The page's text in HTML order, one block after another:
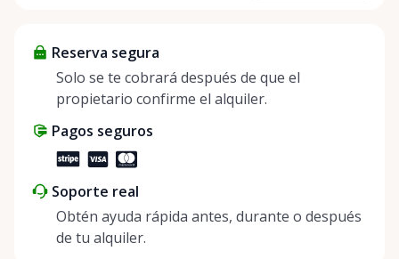
positive impact on the environment. By choosing to
share instead of buy, we’re all doing our part to
make things easier on Mother Nature.
Reserva segura
Solo se te cobrará después de que el
propietario confirme el alquiler.
Pagos seguros
Soporte real
Obtén ayuda rápida antes, durante o después
de tu alquiler.